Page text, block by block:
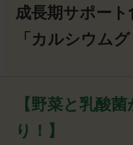
成長期サポート
「カルシウム
【野菜と乳酸
り！】